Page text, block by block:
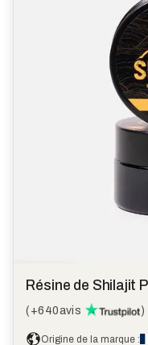
coup
de
Résine de Shilajit
( +640avis )
Origine de la marque :